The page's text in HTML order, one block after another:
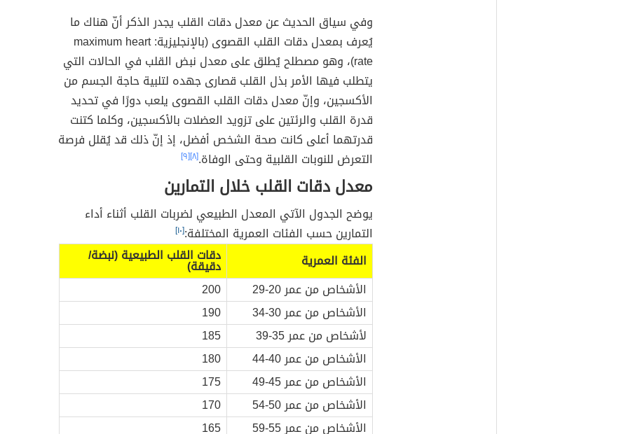
وفي سياق الحديث عن معدل دقات القلب يجدر الذكر أنّ هناك ما
يُعرف بمعدل دقات القلب القصوى (بالإنجليزية: maximum heart
rate)، وهو مصطلح يُطلق على معدل نبض القلب في الحالات التي
يتطلب فيها الأمر بذل القلب قصارى جهده لتلبية حاجة الجسم من
الأكسجين، وإنّ معدل دقات القلب القصوى يلعب دورًا في تحديد
قدرة القلب والرئتين على تزويد العضلات بالأكسجين، وكلما كتنت
قدرتهما أعلى كانت صحة الشخص أفضل، إذ إنّ ذلك قد يُقلل فرصة
التعرض للنوبات القلبية وحتى الوفاة.[٨] [٩]
معدل دقات القلب خلال التمارين
يوضح الجدول الآتي المعدل الطبيعي لضربات القلب أثناء أداء
التمارين حسب الفئات العمرية المختلفة:[١٠]
الفئة العمرية دقات القلب الطبيعية (نبضة/
دقيقة)
الأشخاص من عمر 20-29
200
الأشخاص من عمر 30-34
190
لأشخاص من عمر 35-39
185
الأشخاص من عمر 40-44
180
الأشخاص من عمر 45-49
175
الأشخاص من عمر 50-54
170
الأشخاص من عمر 55-59
165